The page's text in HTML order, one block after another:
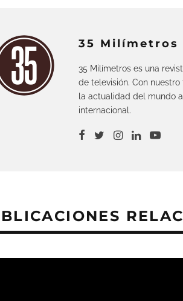
35 Milímetros
35 Milímetros es una
de televisión. Con
la actualidad del mundo
internacional.